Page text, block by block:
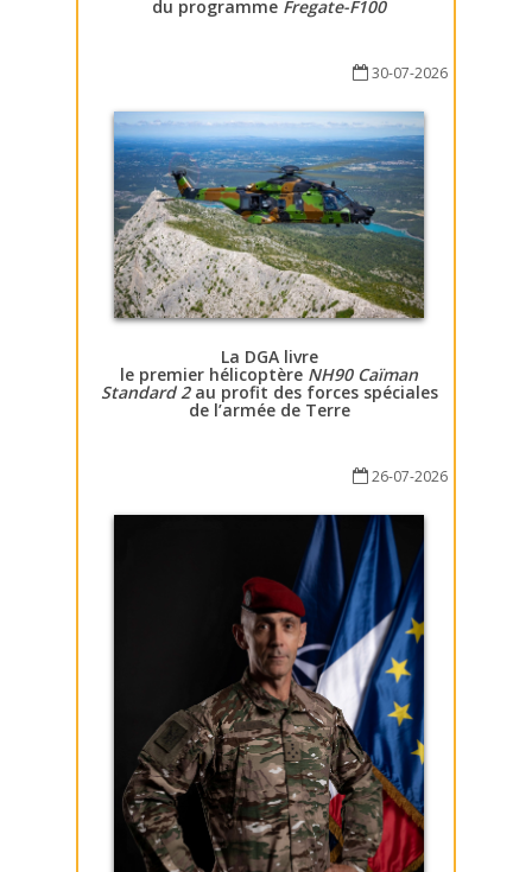
du programme Fregate-F100
30-07-2026
La DGA livre
le premier hélicoptère NH90 Caïman
Standard 2au profit des forces spéciales
de l’armée de Terre
26-07-2026